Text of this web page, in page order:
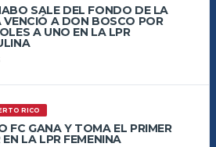
SALE DEL FONDO DE LA
A DON BOSCO POR
A UNO EN LA LPR
RICO
FC GANA Y TOMA EL PRIMER
EN LA LPR FEMENINA